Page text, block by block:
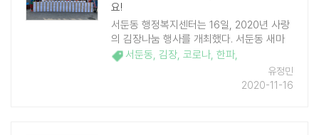
요!
서둔동 행정복지센터는 16일, 2020년 사랑
의 김장나눔 행사를 개최했다. 서둔동 새마
을 부녀회(회장 신춘선) 주관으로 실시한 이
번 김장 행사에는 주민자치회, 통장협의회,
지역사회보장협의체 등 관내 단체원 30여명
서둔동, 김장, 코로나, 한파,
유정민
2020-11-16